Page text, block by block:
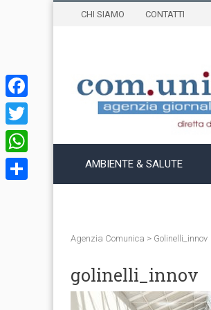
CHI SIAMO CONTATTI
AMBIENTE & SALUTE
Agenzia Comunica > Golinelli_innov
golinelli_innov
Facebook
Twitter
WhatsApp